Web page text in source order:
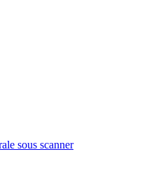
sous scanner